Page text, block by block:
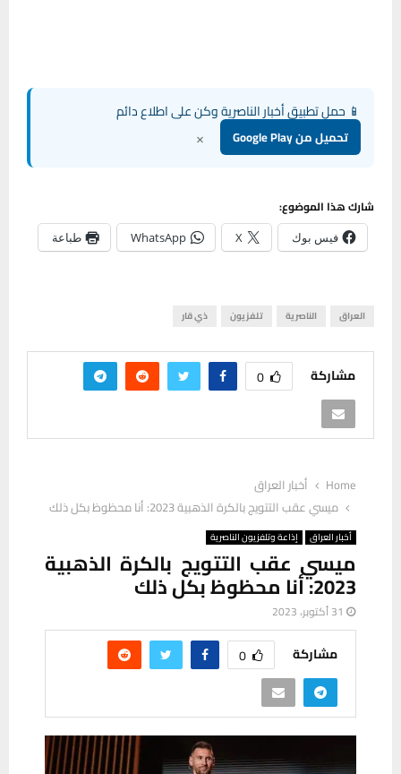
📱 حمل تطبيق أخبار الناصرية وكن على اطلاع دائم
تحميل من Google Play ×
شارك هذا الموضوع:
فيس بوك X
WhatsApp طباعة
العراق الناصرية تلفزيون ذي قار
مشاركة 0
Home
أخبار العراق
ميسي عقب التتويج بالكرة الذهبية 2023: أنا محظوظ بكل ذلك
أخبار العراق إذاعة وتلفزيون الناصرية
ميسي عقب التتويج بالكرة الذهبية
2023: أنا محظوظ بكل ذلك
31 أكتوبر، 2023
مشاركة 0